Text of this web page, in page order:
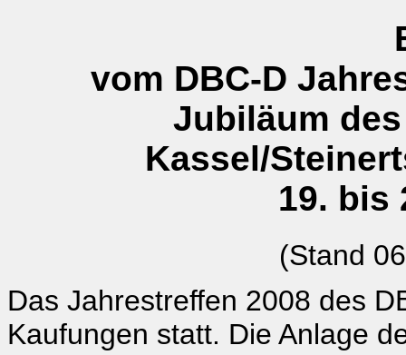
vom DBC-D
Jubiläum
Kassel/
19. bis
(Stand
Das Jahrestreffen 2008 des
Kaufungen statt. Die Anlage